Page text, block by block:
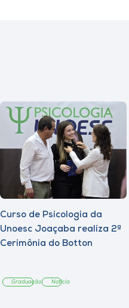
Curso de Psicologia da
Unoesc Joaçaba realiza 2ª
Cerimônia do Botton
Graduação Notícia